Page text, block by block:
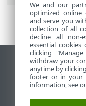
Жұмыс
End of Life
ESET білім қоры
We and our
optimized online
and serve you
collection of all
decline all non-
essential
clicking
withdraw your
anytime by
footer or in your
information, see